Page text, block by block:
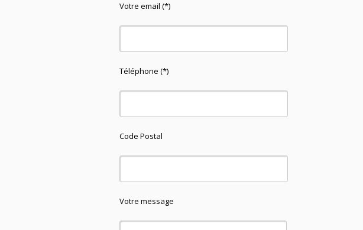
Votre email (*)
Téléphone (*)
Code Postal
Votre message